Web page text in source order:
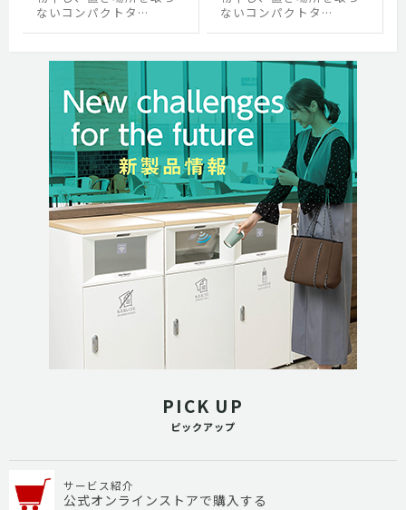
ないコンパクトタ…
ないコンパクトタ…
PICK UP
ピックアップ
サービス紹介
公式オンラインストアで購入する